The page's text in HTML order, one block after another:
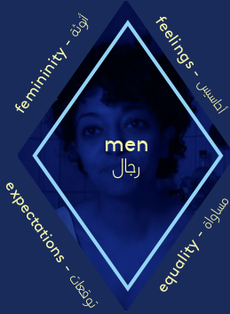
men
رجال
expectations -
توقعات
femininity -
أنوثة feelings -
أحاسيس
equality -
مساواة